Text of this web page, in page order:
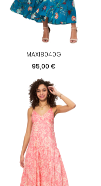
MAXI8040G
Prix
95,00 €